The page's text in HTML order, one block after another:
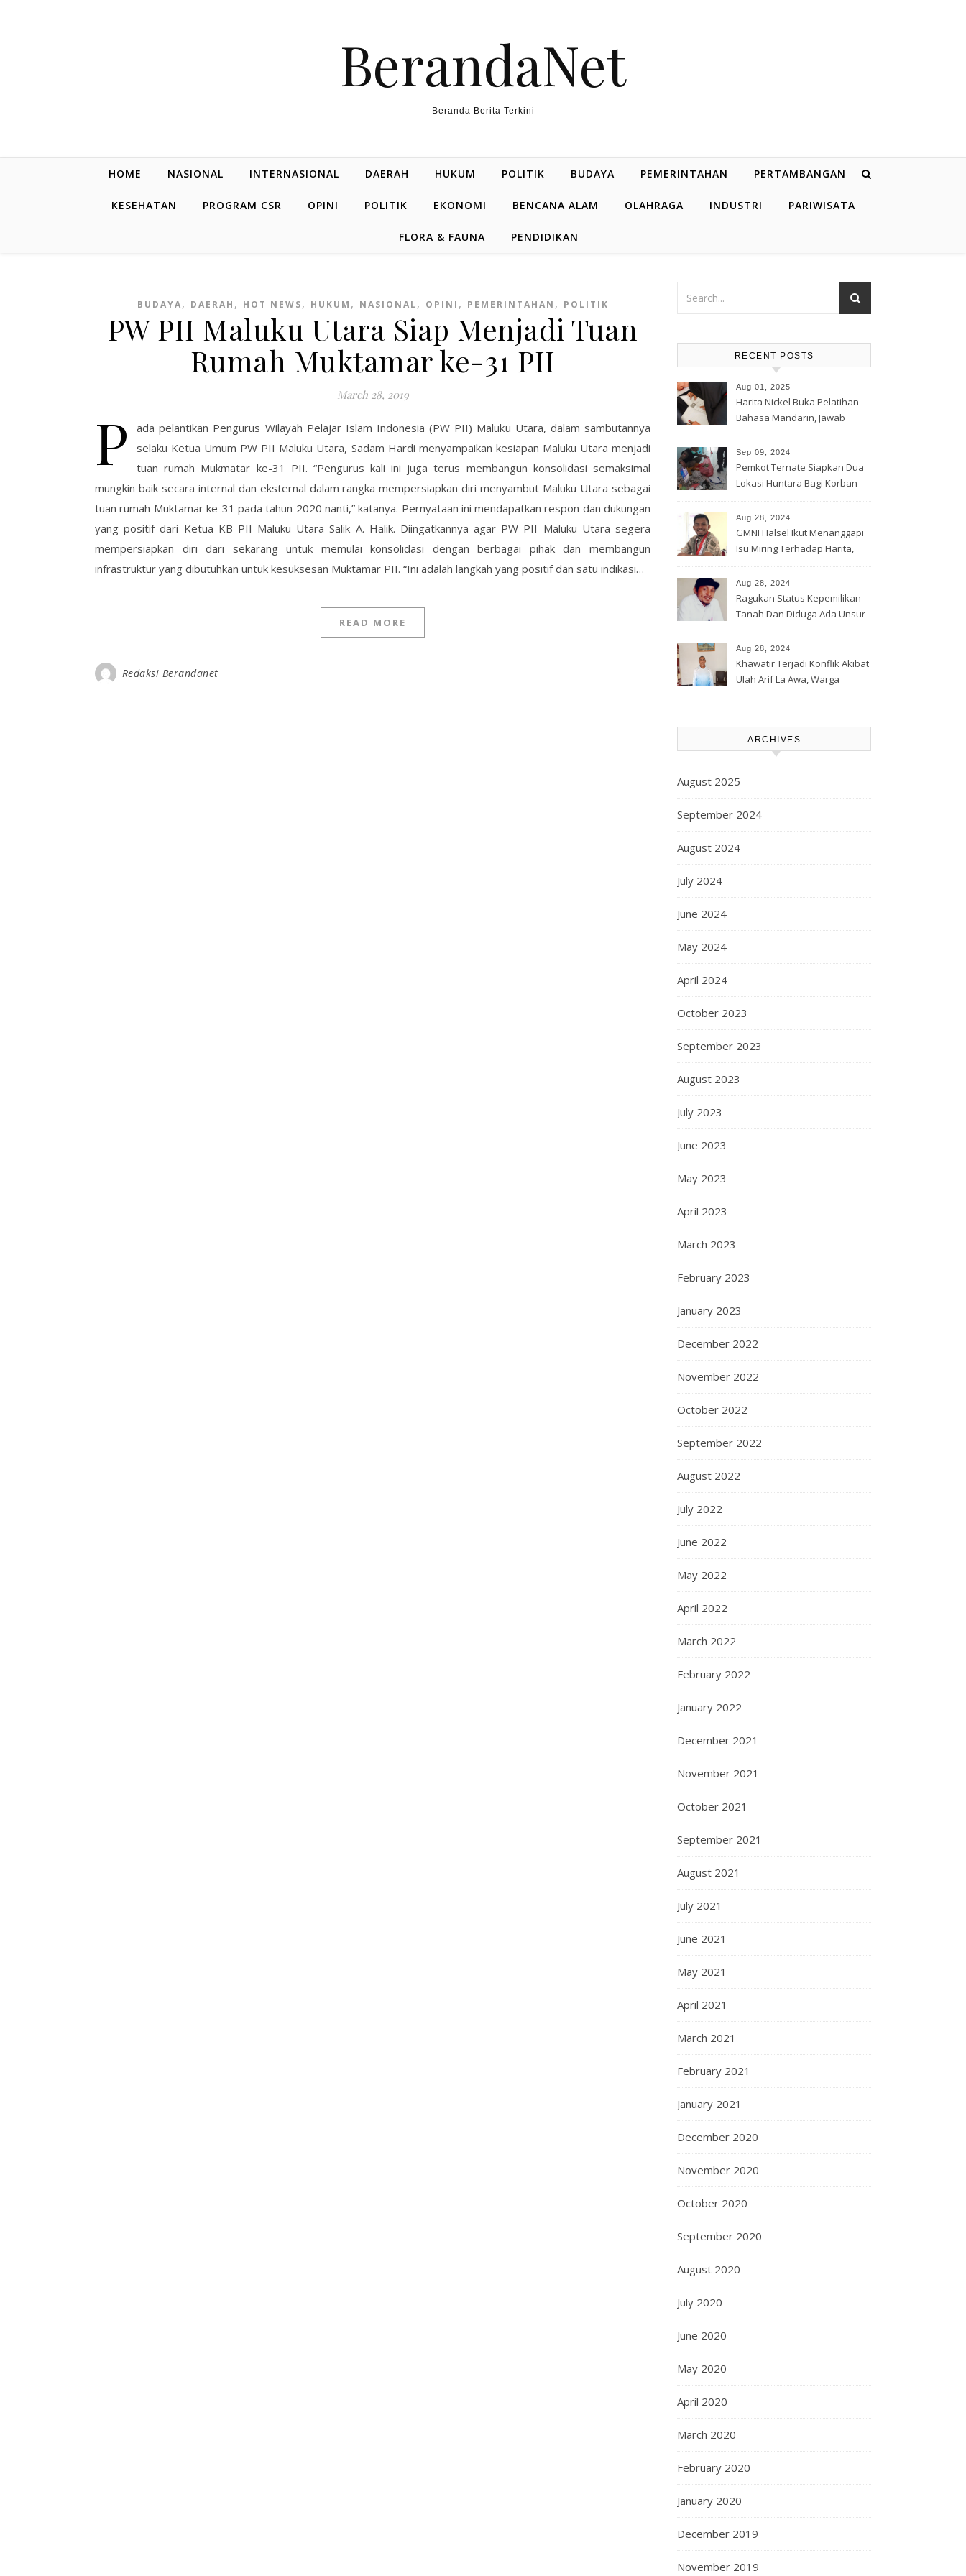
BerandaNet
Beranda Berita Terkini
HOME NASIONAL INTERNASIONAL DAERAH HUKUM POLITIK BUDAYA PEMERINTAHAN PERTAMBANGAN
KESEHATAN PROGRAM CSR OPINI POLITIK EKONOMI BENCANA ALAM OLAHRAGA INDUSTRI PARIWISATA
FLORA & FAUNA PENDIDIKAN
BUDAYA, DAERAH , HOT NEWS, HUKUM , NASIONAL, OPINI , PEMERINTAHAN , POLITIK
PW PII Maluku Utara Siap Menjadi Tuan
Rumah Muktamar ke-31 PII
March 28, 2019
P
ada pelantikan Pengurus Wilayah Pelajar Islam Indonesia (PW PII) Maluku Utara, dalam sambutannya
selaku Ketua Umum PW PII Maluku Utara, Sadam Hardi menyampaikan kesiapan Maluku Utara menjadi
tuan rumah Mukmatar ke-31 PII. “Pengurus kali ini juga terus membangun konsolidasi semaksimal
mungkin baik secara internal dan eksternal dalam rangka mempersiapkan diri menyambut Maluku Utara sebagai
tuan rumah Muktamar ke-31 pada tahun 2020 nanti,” katanya. Pernyataan ini mendapatkan respon dan dukungan
yang positif dari Ketua KB PII Maluku Utara Salik A. Halik. Diingatkannya agar PW PII Maluku Utara segera
mempersiapkan diri dari sekarang untuk memulai konsolidasi dengan berbagai pihak dan membangun
infrastruktur yang dibutuhkan untuk kesuksesan Muktamar PII. “Ini adalah langkah yang positif dan satu indikasi…
READ MORE
Redaksi Berandanet
RECENT POSTS
Aug 01, 2025
Harita Nickel Buka Pelatihan
Bahasa Mandarin, Jawab
Sep 09, 2024
Pemkot Ternate Siapkan Dua
Lokasi Huntara Bagi Korban
Aug 28, 2024
GMNI Halsel Ikut Menanggapi
Isu Miring Terhadap Harita,
Lahan Warga
Aug 28, 2024
Ragukan Status Kepemilikan
Tanah Dan Diduga Ada Unsur
Korporasi Harita, GPM Halsel
Minta Polres Panggil Dan
Tetapkan Bapak Arif La Awa
Aug 28, 2024
Khawatir Terjadi Konflik Akibat
Ulah Arif La Awa, Warga
ARCHIVES
August 2025
September 2024
August 2024
July 2024
June 2024
May 2024
April 2024
October 2023
September 2023
August 2023
July 2023
June 2023
May 2023
April 2023
March 2023
February 2023
January 2023
December 2022
November 2022
October 2022
September 2022
August 2022
July 2022
June 2022
May 2022
April 2022
March 2022
February 2022
January 2022
December 2021
November 2021
October 2021
September 2021
August 2021
July 2021
June 2021
May 2021
April 2021
March 2021
February 2021
January 2021
December 2020
November 2020
October 2020
September 2020
August 2020
July 2020
June 2020
May 2020
April 2020
March 2020
February 2020
January 2020
December 2019
November 2019